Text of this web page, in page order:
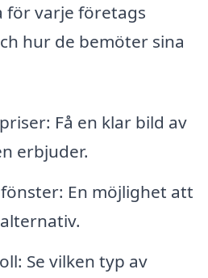
för varje företags
hur de bemöter sina
Få en klar bild av
erbjuder.
En möjlighet att
Se vilken typ av